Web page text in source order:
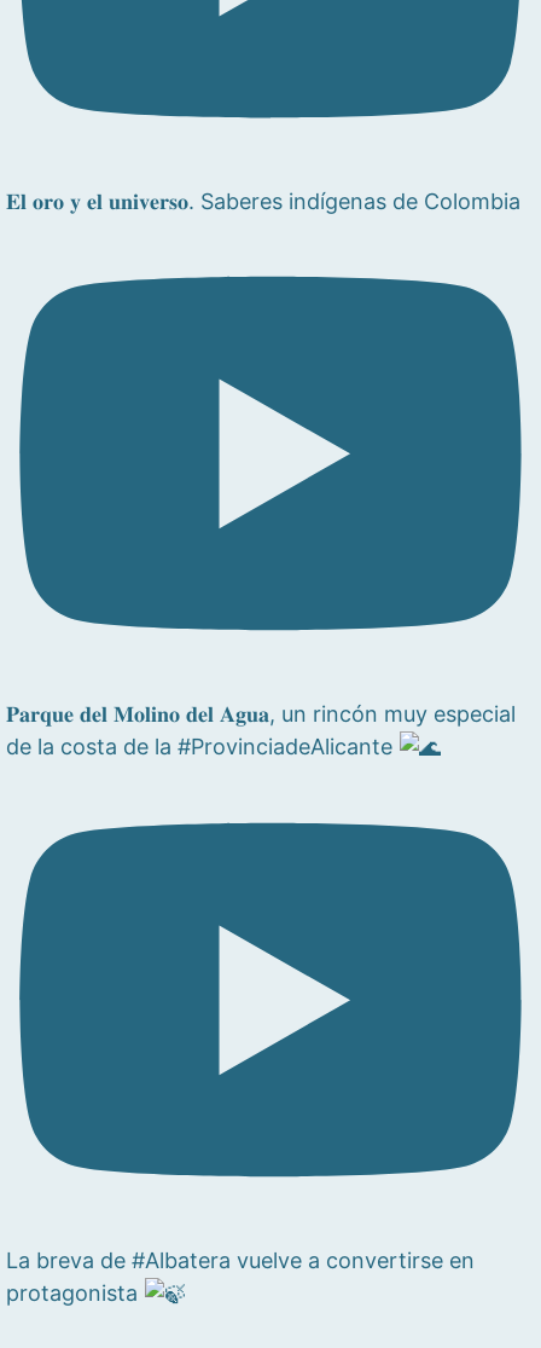
𝐄𝐥 𝐨𝐫𝐨 𝐲 𝐞𝐥 𝐮𝐧𝐢𝐯𝐞𝐫𝐬𝐨. Saberes indígenas de Colombia
𝐏𝐚𝐫𝐪𝐮𝐞 𝐝𝐞𝐥 𝐌𝐨𝐥𝐢𝐧𝐨 𝐝𝐞𝐥 𝐀𝐠𝐮𝐚, un rincón muy especial
de la costa de la #ProvinciadeAlicante
La breva de #Albatera vuelve a convertirse en
protagonista